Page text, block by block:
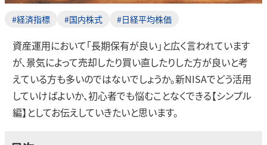
#経済指標 #国内株式 #日経平均株価
資産運用において「長期保有が良い」と広く言われています
が、景気によって売却したり買い直したりした方が良いと考
えている方も多いのではないでしょうか。新NISAでどう活用
していけばよいか、初心者でも悩むことなくできる【シンプル
編】としてお伝えしていきたいと思います。